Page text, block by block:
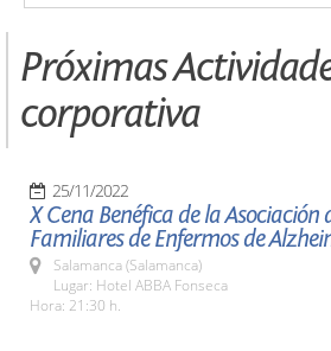
Próximas
corporativa
25/11/2022
X Cena Benéfica de la Asociación
Familiares de Enfermos de
Salamanca (Salamanca)
Lugar: Hotel ABBA Fonseca
Hora: 21:30 h.